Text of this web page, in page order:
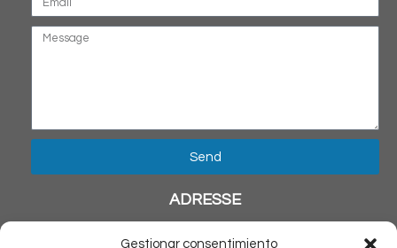
Gestionar consentimiento
ADRESSE
Calle Solitario de Sayan 741
Send